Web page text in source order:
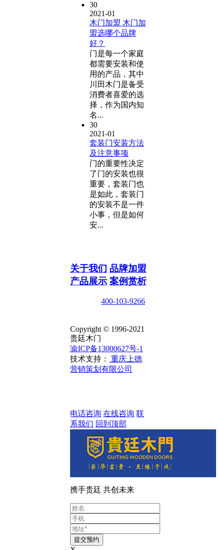
30
2021-01
木门加盟 木门加
盟选哪个品牌
好？
门是每一个家庭
都需要安装和使
用的产品，其中
川田木门是备受
消费者喜爱的选
择，作为国内知
名...
30
2021-01
套装门安装方法
及注意事项
门的重要性决定
了门的安装也很
重要，套装门也
是如此，套装门
的安装不是一件
小事，但是如何
安...
关于我们 品牌加盟
产品展示 案例赏析
400-103-9266
Copyright © 1996-2021
贵廷木门
渝ICP备13000627号-1
技术支持：
重庆上德
营销策划有限公司
电话咨询 在线咨询 联
系我们 回到顶部
携手贵廷 共创未来